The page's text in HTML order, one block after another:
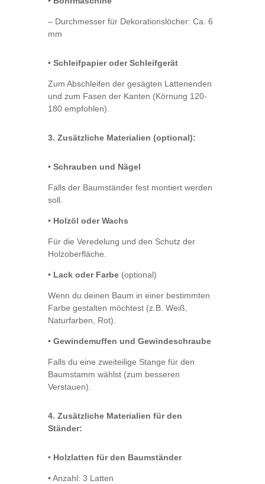
– Durchmesser für Dekorationslöcher: Ca. 6
mm
• Schleifpapier oder Schleifgerät
Zum Abschleifen der gesägten Lattenenden
und zum Fasen der Kanten (Körnung 120-
180 empfohlen).
3. Zusätzliche Materialien (optional):
• Schrauben und Nägel
Falls der Baumständer fest montiert werden
soll.
• Holzöl oder Wachs
Für die Veredelung und den Schutz der
Holzoberfläche.
• Lack oder Farbe(optional)
Wenn du deinen Baum in einer bestimmten
Farbe gestalten möchtest (z.B. Weiß,
Naturfarben, Rot).
• Gewindemuffen und Gewindeschraube
Falls du eine zweiteilige Stange für den
Baumstamm wählst (zum besseren
Verstauen).
4. Zusätzliche Materialien für den
Ständer:
• Holzlatten für den Baumständer
• Anzahl: 3 Latten